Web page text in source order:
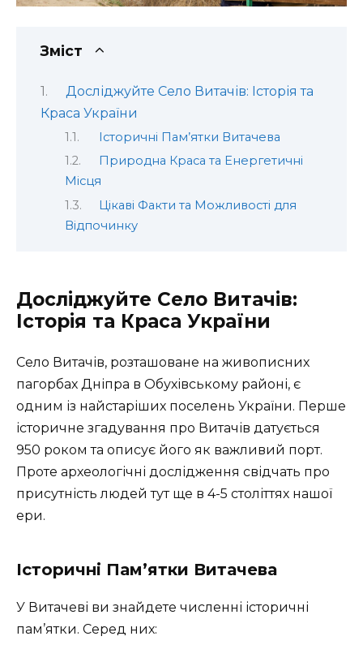
Зміст
Досліджуйте Село Витачів: Історія та
Краса України
Історичні Пам’ятки Витачева
Природна Краса та Енергетичні
Місця
Цікаві Факти та Можливості для
Відпочинку
Досліджуйте Село Витачів:
Історія та Краса України
Село Витачів, розташоване на живописних
пагорбах Дніпра в Обухівському районі, є
одним із найстаріших поселень України. Перше
історичне згадування про Витачів датується
950 роком та описує його як важливий порт.
Проте археологічні дослідження свідчать про
присутність людей тут ще в 4-5 століттях нашої
ери.
Історичні Пам’ятки Витачева
У Витачеві ви знайдете численні історичні
пам’ятки. Серед них: